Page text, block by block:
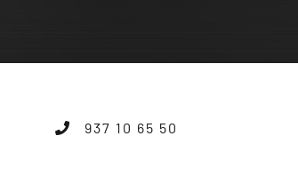
937 10 65 50